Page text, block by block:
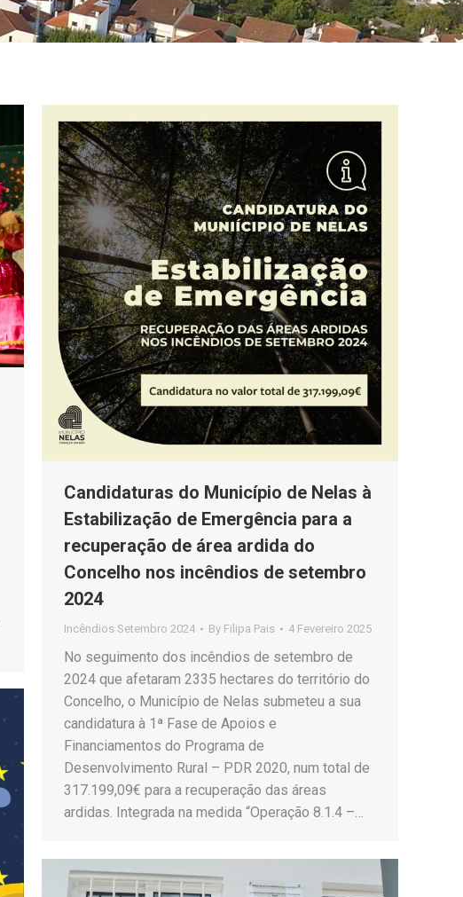
Candidaturas do Município de Nelas à
Estabilização de Emergência para a
recuperação de área ardida do
Concelho nos incêndios de setembro
2024
Incêndios Setembro 2024 By Filipa Pais 4 Fevereiro 2025
No seguimento dos incêndios de setembro de
2024 que afetaram 2335 hectares do território do
Concelho, o Município de Nelas submeteu a sua
candidatura à 1ª Fase de Apoios e
Financiamentos do Programa de
Desenvolvimento Rural – PDR 2020, num total de
317.199,09€ para a recuperação das áreas
ardidas. Integrada na medida “Operação 8.1.4 –…